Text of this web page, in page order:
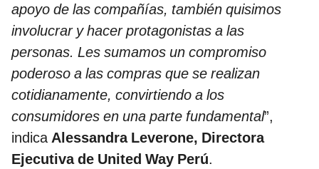
apoyo de las compañías, también quisimos
involucrar y hacer protagonistas a las
personas. Les sumamos un compromiso
poderoso a las compras que se realizan
cotidianamente, convirtiendo a los
consumidores en una parte fundamental”,
indicaAlessandra Leverone, Directora
Ejecutiva de United Way Perú.